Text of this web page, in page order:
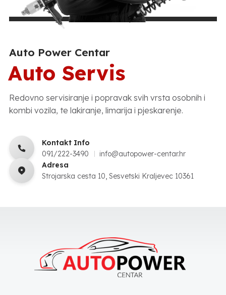
Auto Power Centar
Auto Servis
Redovno servisiranje i popravak svih vrsta osobnih i
kombi vozila, te lakiranje, limarija i pjeskarenje.
Kontakt Info
091/222-3490
info@autopower-centar.hr
Adresa
Strojarska cesta 10, Sesvetski Kraljevec 10361